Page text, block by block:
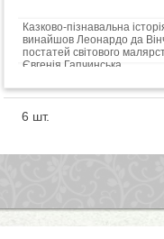
Казково-пізнавальна
винайшов Леонардо да
постатей світового
Євгенія Гапчинська...
6 шт.